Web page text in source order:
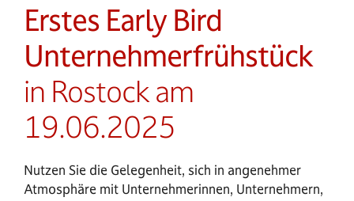
Erstes Early Bird
Unternehmerfrühstück
in Rostock am
19.06.2025
Nutzen Sie die Gelegenheit, sich in angenehmer
Atmosphäre mit Unternehmerinnen, Unternehmern,